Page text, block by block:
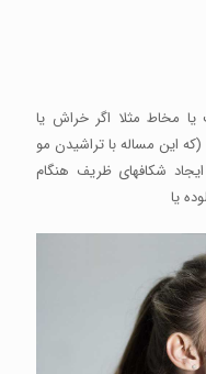
مخاط مثلا اگر خراش یا
این مساله با تراشیدن مو
شکافهای ظریف هنگام
یا